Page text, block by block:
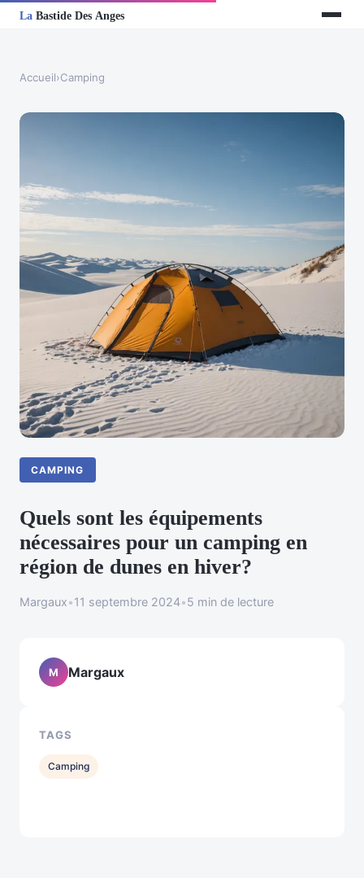
Accueil›Camping
CAMPING
Quels sont les équipements
nécessaires pour un camping en
région de dunes en hiver?
Margaux•11 septembre 2024•5 min de lecture
M Margaux
TAGS
Camping